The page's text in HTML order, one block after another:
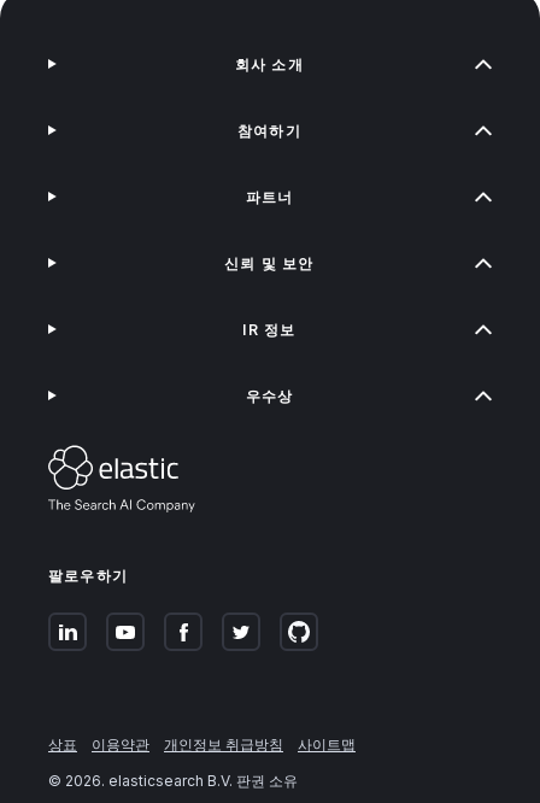
팔로우하기
회사 소개
참여하기
파트너
신뢰 및 보안
IR 정보
우수상
상표 이용약관 개인정보 취급방침
사이트맵
© 2026. elasticsearch B.V. 판권 소유